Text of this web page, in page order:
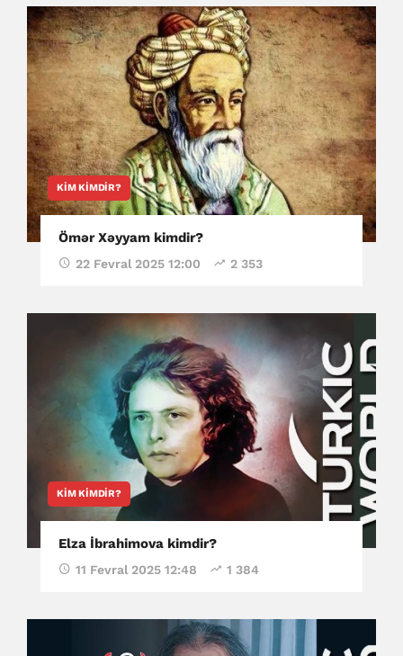
KIM KIMDIR?
Ömər Xəyyam kimdir?
22 Fevral 2025 12:00 2 353
KIM KIMDIR?
Elza İbrahimova kimdir?
11 Fevral 2025 12:48 1 384